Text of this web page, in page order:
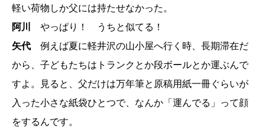
軽い荷物しか父には持たせなかった。
阿川
やっぱり！ うちと似てる！
矢代 例えば夏に軽井沢の山小屋へ行く時、長期滞在だ
から、子どもたちはトランクとか段ボールとか運ぶんで
すよ。見ると、父だけは万年筆と原稿用紙一冊ぐらいが
入った小さな紙袋ひとつで、なんか「運んでる」って顔
をするんです。